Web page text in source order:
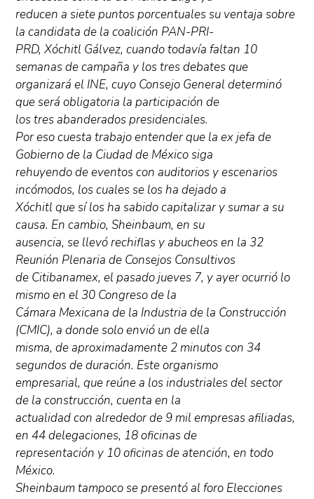
reducen a siete puntos porcentuales su ventaja sobre
la candidata de la coalición PAN-PRI-
PRD, Xóchitl Gálvez, cuando todavía faltan 10
semanas de campaña y los tres debates que
organizará el INE, cuyo Consejo General determinó
que será obligatoria la participación de
los tres abanderados presidenciales.
Por eso cuesta trabajo entender que la ex jefa de
Gobierno de la Ciudad de México siga
rehuyendo de eventos con auditorios y escenarios
incómodos, los cuales se los ha dejado a
Xóchitl que sí los ha sabido capitalizar y sumar a su
causa. En cambio, Sheinbaum, en su
ausencia, se llevó rechiflas y abucheos en la 32
Reunión Plenaria de Consejos Consultivos
de Citibanamex, el pasado jueves 7, y ayer ocurrió lo
mismo en el 30 Congreso de la
Cámara Mexicana de la Industria de la Construcción
(CMIC), a donde solo envió un de ella
misma, de aproximadamente 2 minutos con 34
segundos de duración. Este organismo
empresarial, que reúne a los industriales del sector
de la construcción, cuenta en la
actualidad con alrededor de 9 mil empresas afiliadas,
en 44 delegaciones, 18 oficinas de
representación y 10 oficinas de atención, en todo
México.
Sheinbaum tampoco se presentó al foro Elecciones